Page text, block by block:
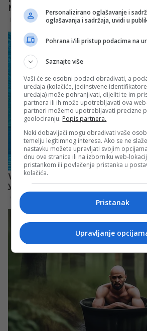
Personalizirano oglašavanje i
oglašavanja i sadržaja, uvidi u
Pohrana i/ili pristup podacima na
Saznajte više
Vaši će se osobni podaci obrađivati, a
uređaja (kolačiće, jedinstvene
uređaja) može pohranjivati, dijeliti te im
partnera ili ih može upotrebljavati ova
partneri možemo upotrebljavati precizne
geolociranju. Popis partnera.
Neki dobavljači mogu obrađivati vaše
temelju legitimnog interesa. Ako se ne
nastavku možete upravljati svojim
dnu ove stranice ili na izborniku web-
pristankom ili povlačenje pristanka u
kolačića.
Pristanak
Upravljanje